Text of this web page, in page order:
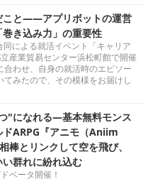
こと――アプリボットの運営
き込み力」の重要性
による就活イベント「キャリア
産業貿易センター浜松町館で開催
わせ、自身の就活時のエピソー
てみたので、その模様をお届けし
"になれる―基本無料モンス
ARPG『アニモ（Aniim
棒とリンクして空を飛び、
群れに紛れ込む
ベータ開催！